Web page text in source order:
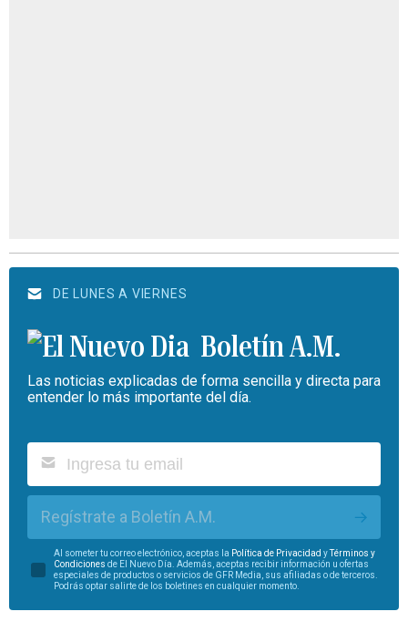
DE LUNES A VIERNES
Boletín A.M.
Las noticias explicadas de forma sencilla y directa para
entender lo más importante del día.
Regístrate a Boletín A.M.
Al someter tu correo electrónico, aceptas la Política de Privacidad yTérminos y
Condiciones de El Nuevo Día. Además, aceptas recibir información u ofertas
especiales de productos o servicios de GFR Media, sus afiliadas o de terceros.
Podrás optar salirte de los boletines en cualquier momento.